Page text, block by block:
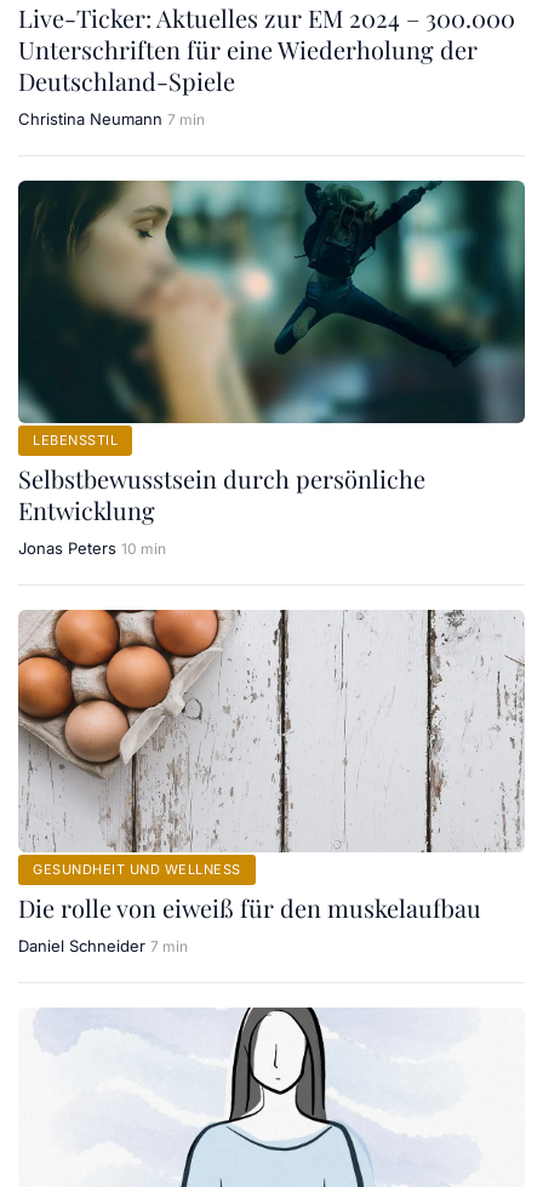
Live-Ticker: Aktuelles zur EM 2024 – 300.000
Unterschriften für eine Wiederholung der
Deutschland-Spiele
Christina Neumann 7 min
LEBENSSTIL
Selbstbewusstsein durch persönliche
Entwicklung
Jonas Peters 10 min
GESUNDHEIT UND WELLNESS
Die rolle von eiweiß für den muskelaufbau
Daniel Schneider 7 min